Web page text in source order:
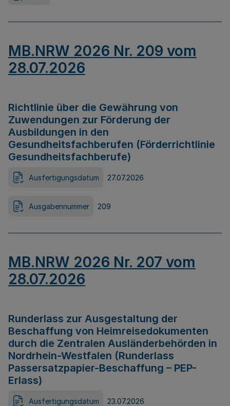
MB.NRW 2026 Nr. 209 vom
28.07.2026
Richtlinie über die Gewährung von
Zuwendungen zur Förderung der
Ausbildungen in den
Gesundheitsfachberufen (Förderrichtlinie
Gesundheitsfachberufe)
Ausfertigungsdatum 27.07.2026
Ausgabennummer 209
MB.NRW 2026 Nr. 207 vom
28.07.2026
Runderlass zur Ausgestaltung der
Beschaffung von Heimreisedokumenten
durch die Zentralen Ausländerbehörden in
Nordrhein-Westfalen (Runderlass
Passersatzpapier-Beschaffung – PEP-
Erlass)
Ausfertigungsdatum 23.07.2026